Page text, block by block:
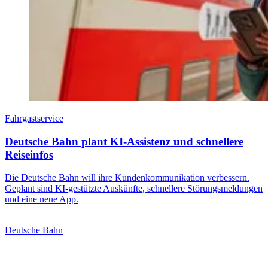
Fahrgastservice
Deutsche Bahn plant KI-Assistenz und schnellere
Reiseinfos
Die Deutsche Bahn will ihre Kundenkommunikation verbessern.
Geplant sind KI-gestützte Auskünfte, schnellere Störungsmeldungen
und eine neue App.
Deutsche Bahn